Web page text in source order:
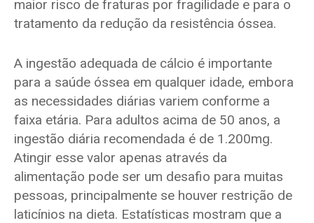
maior risco de fraturas por fragilidade e para o
tratamento da redução da resistência óssea.
A ingestão adequada de cálcio é importante
para a saúde óssea em qualquer idade, embora
as necessidades diárias variem conforme a
faixa etária. Para adultos acima de 50 anos, a
ingestão diária recomendada é de 1.200mg.
Atingir esse valor apenas através da
alimentação pode ser um desafio para muitas
pessoas, principalmente se houver restrição de
laticínios na dieta. Estatísticas mostram que a